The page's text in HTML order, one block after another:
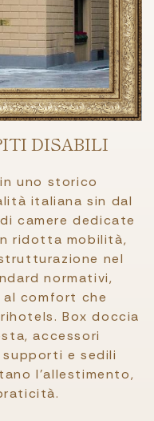
DISABILI
uno storico
italiana sin dal
camere dedicate
ridotta mobilità,
nel
normativi,
al comfort che
Box doccia
accessori
e sedili
l’allestimento,